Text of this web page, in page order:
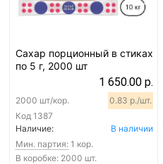
Сахар порционный в стиках
по 5 г, 2000 шт
1 650.00 р.
Код 1387
2000 шт/кор. 0.83 р./шт.
Наличие:
В наличии
Мин. партия: 1 кор.
В коробке: 2000 шт.